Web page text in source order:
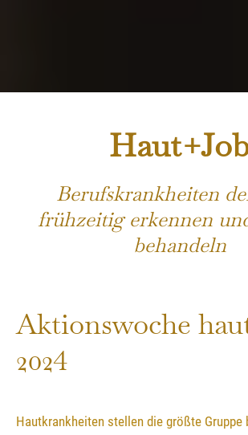
Berufskrankheiten
frühzeitig erkennen
behandeln
Aktionswoche
2024
Hautkrankheiten stellen die größte Gruppe